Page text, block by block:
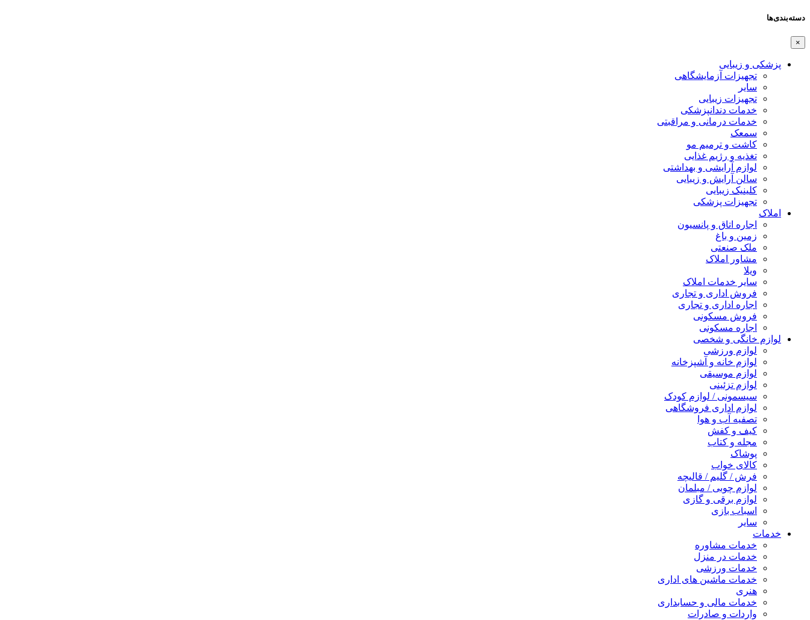
دسته‌بندی‌ها
×
پزشکی و زیبایی
تجهیزات آزمایشگاهی
سایر
تجهیزات زیبایی
خدمات دندانپزشکی
خدمات درمانی و مراقبتی
سمعک
کاشت و ترمیم مو
تغذیه و رژیم غذایی
لوازم آرایشی و بهداشتی
سالن آرایش و زیبایی
کلینیک زیبایی
تجهیزات پزشکی
املاک
اجاره اتاق و پانسیون
زمین و باغ
ملک صنعتی
مشاور املاک
ویلا
سایر خدمات املاک
فروش اداری و تجاری
اجاره اداری و تجاری
فروش مسکونی
اجاره مسکونی
لوازم خانگی و شخصی
لوازم ورزشی
لوازم خانه و آشپزخانه
لوازم موسیقی
لوازم تزئینی
سیسمونی / لوازم کودک
لوازم اداری فروشگاهی
تصفیه آب و هوا
کیف و کفش
مجله و کتاب
پوشاک
کالای خواب
فرش / گلیم / قالیچه
لوازم چوبی / مبلمان
لوازم برقی و گازی
اسباب بازی
سایر
خدمات
خدمات مشاوره
خدمات در منزل
خدمات ورزشی
خدمات ماشین های اداری
هنری
خدمات مالی و حسابداری
واردات و صادرات